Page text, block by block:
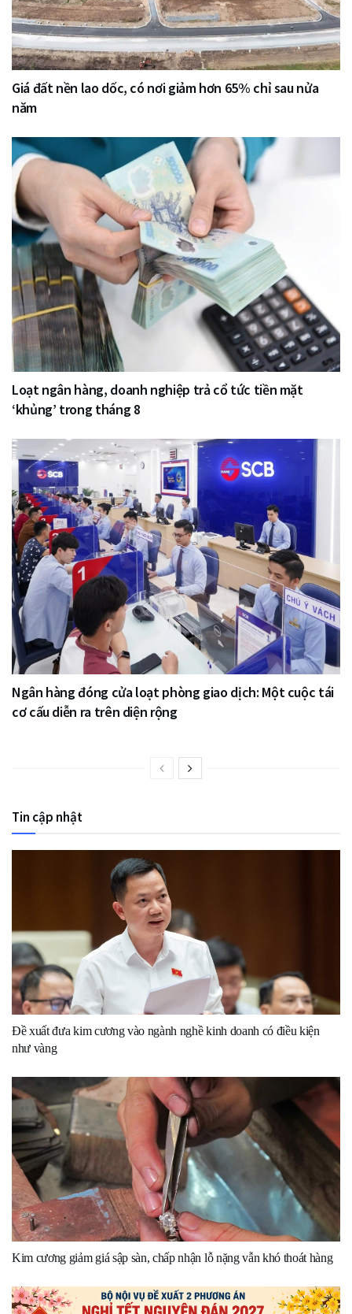
Giá đất nền lao dốc, có nơi giảm hơn 65% chỉ sau nửa
năm
Loạt ngân hàng, doanh nghiệp trả cổ tức tiền mặt
‘khủng’ trong tháng 8
Ngân hàng đóng cửa loạt phòng giao dịch: Một cuộc tái
cơ cấu diễn ra trên diện rộng
Tin cập nhật
Đề xuất đưa kim cương vào ngành nghề kinh doanh có điều kiện
như vàng
Kim cương giảm giá sập sàn, chấp nhận lỗ nặng vẫn khó thoát hàng